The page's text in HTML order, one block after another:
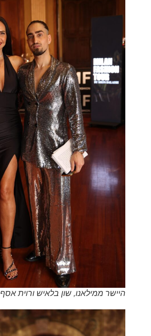
היישר ממילאנו, שון בלאיש ורוית אסף.